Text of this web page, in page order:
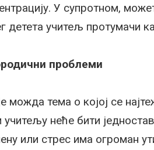
У супротном,
детета учитељ протумачи
проблеми
можда тема о којој се
учитељу неће бити
или стрес има огроман